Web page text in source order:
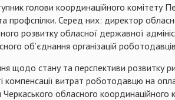
голови координаційного комітету
Серед них: директор
розвитку обласної державної
об’єднання організацій
щодо стану та перспективи розвитку
витрат роботодавцю на
обласного координаційного